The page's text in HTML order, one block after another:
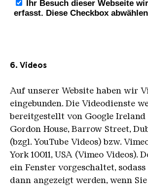
6. Videos
Auf unserer Website haben wir
eingebunden. Die Videodienste
bereitgestellt von Google
Gordon House, Barrow Street,
(bzgl. YouTube Videos) bzw.
York 10011, USA (Vimeo Videos).
ein Fenster vorgeschaltet,
dann angezeigt werden, wenn